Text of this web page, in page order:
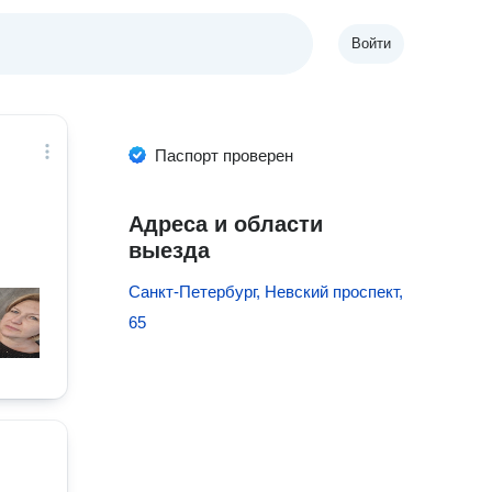
Войти
Паспорт проверен
Адреса и области
выезда
Санкт-Петербург, Невский проспект,
65